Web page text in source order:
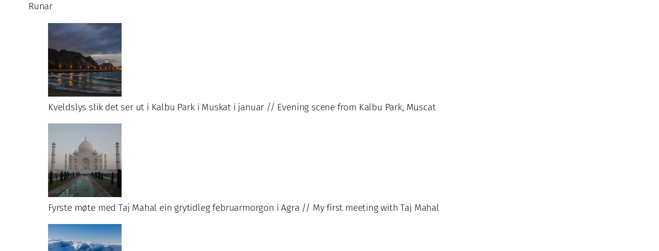
Runar
Kveldslys slik det ser ut i Kalbu Park i Muskat i januar // Evening scene from Kalbu Park, Muscat
Fyrste møte med Taj Mahal ein grytidleg februarmorgon i Agra // My first meeting with Taj Mahal